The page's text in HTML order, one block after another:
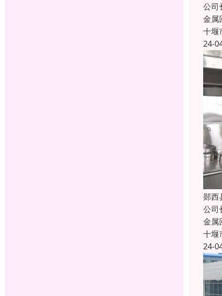
公司
金属
十堰
24-
郧西
公司
金属
十堰
24-